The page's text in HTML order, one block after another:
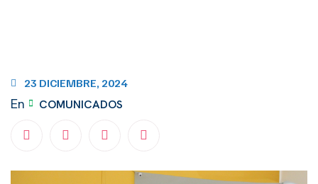
23 DICIEMBRE, 2024
En COMUNICADOS